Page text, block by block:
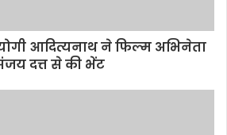
आदित्यनाथ ने फिल्म अभिनेता
दत्त से की भेंट